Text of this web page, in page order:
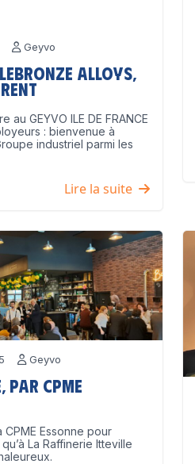
Geyvo
Alloys,
au GEYVO ILE DE FRANCE
: bienvenue à
industriel parmi les
Lire la suite
Geyvo
CPME
Essonne pour
La Raffinerie Itteville